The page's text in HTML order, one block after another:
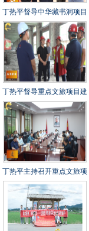
丁热平督导中华藏书洞项目
建设工作时强调 全力攻坚
冲刺 守牢安全底线 打造经
得起检验的精品文旅项目
丁热平督导重点文旅项目建
设工作时强调 以匠心打造
百年兵工文化传承新地标
丁热平主持召开重点文旅项
目建设调度会 全力打造“福
地怀化”文旅新秀